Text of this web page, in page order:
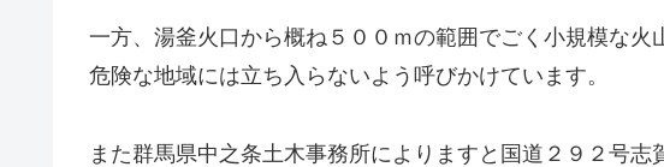
一方、湯釜火口から概ね５００ｍの範囲でごく小規模な火
危険な地域には立ち入らないよう呼びかけています。
また群馬県中之条土木事務所によりますと国道２９２号